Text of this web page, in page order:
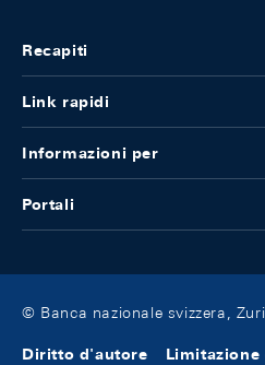
Recapiti
Link rapidi
Informazioni per
Portali
© Banca nazionale svizzera,
Diritto d'autore